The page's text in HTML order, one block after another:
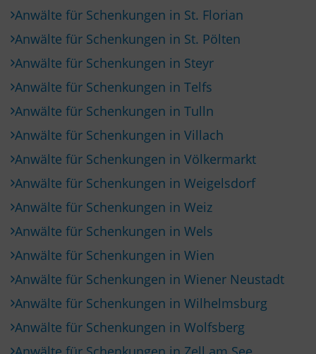
Anwälte für Schenkungen in St. Florian
Anwälte für Schenkungen in St. Pölten
Anwälte für Schenkungen in Steyr
Anwälte für Schenkungen in Telfs
Anwälte für Schenkungen in Tulln
Anwälte für Schenkungen in Villach
Anwälte für Schenkungen in Völkermarkt
Anwälte für Schenkungen in Weigelsdorf
Anwälte für Schenkungen in Weiz
Anwälte für Schenkungen in Wels
Anwälte für Schenkungen in Wien
Anwälte für Schenkungen in Wiener Neustadt
Anwälte für Schenkungen in Wilhelmsburg
Anwälte für Schenkungen in Wolfsberg